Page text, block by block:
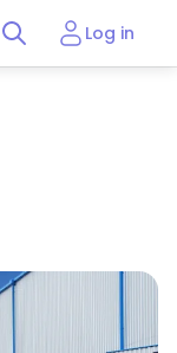
Log in